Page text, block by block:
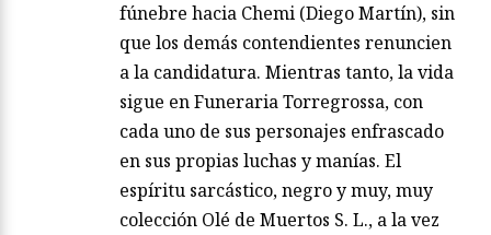
fúnebre hacia Chemi (Diego Martín), sin
que los demás contendientes renuncien
a la candidatura. Mientras tanto, la vida
sigue en Funeraria Torregrossa, con
cada uno de sus personajes enfrascado
en sus propias luchas y manías. El
espíritu sarcástico, negro y muy, muy
colección Olé de Muertos S. L., a la vez